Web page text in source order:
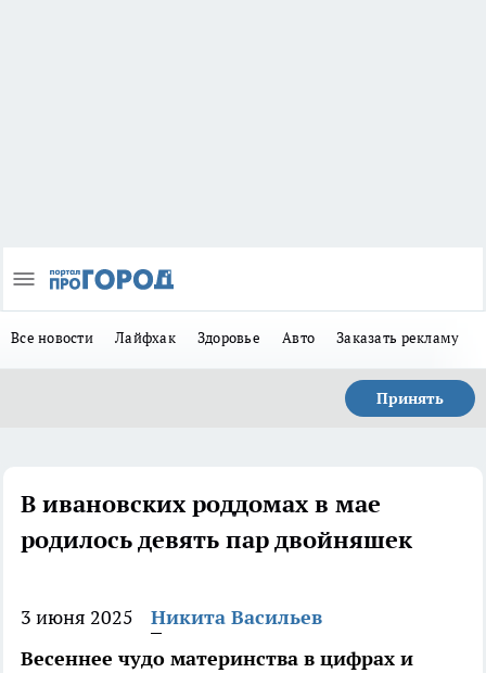
Все новости Лайфхак Здоровье Авто Заказать рекламу
Принять
В ивановских роддомах в мае
родилось девять пар двойняшек
3 июня 2025
Никита Васильев
Весеннее чудо материнства в цифрах и